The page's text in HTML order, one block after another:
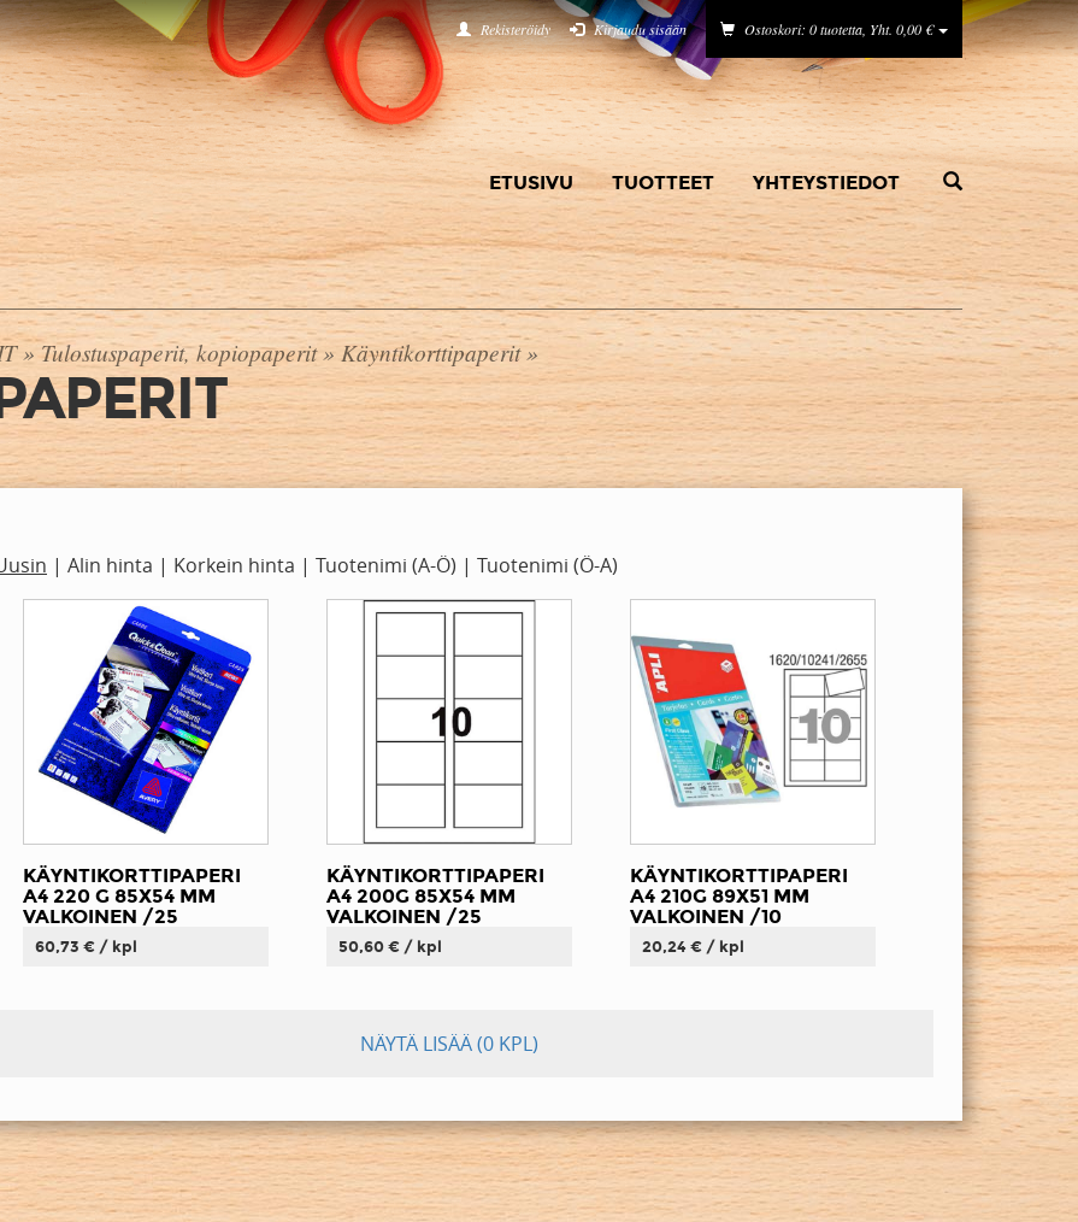
Rekisteröidy Kirjaudu sisään Ostoskori: 0 tuotetta, Yht. 0,00 €
ETUSIVU TUOTTEET YHTEYSTIEDOT
»Tulostuspaperit, kopiopaperit» Käyntikorttipaperit»
| Alin hinta | Korkein hinta | Tuotenimi (A-Ö) | Tuotenimi (Ö-A)
KÄYNTIKORTTIPAPERI
A4 220 G 85X54 MM
VALKOINEN /25
60,73 € / kpl
KÄYNTIKORTTIPAPERI
A4 200G 85X54 MM
VALKOINEN /25
50,60 € / kpl
KÄYNTIKORTTIPAPERI
A4 210G 89X51 MM
VALKOINEN /10
20,24 € / kpl
NÄYTÄ LISÄÄ(0 KPL)